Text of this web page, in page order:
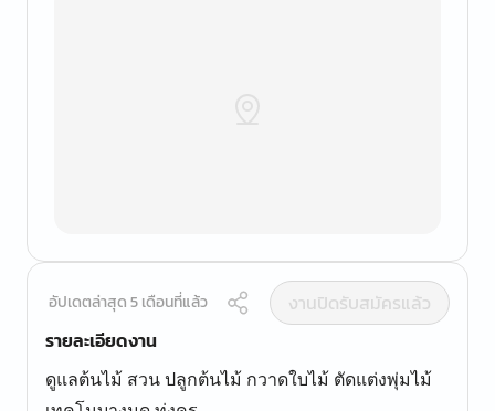
อัปเดตล่าสุด 5 เดือนที่แล้ว
งานปิดรับสมัครแล้ว
รายละเอียดงาน
ดูแลต้นไม้ สวน ปลูกต้นไม้ กวาดใบไม้ ตัดแต่งพุ่มไม้